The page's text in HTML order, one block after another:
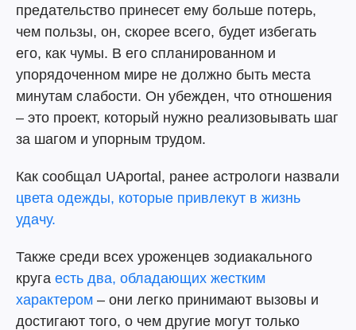
предательство принесет ему больше потерь,
чем пользы, он, скорее всего, будет избегать
его, как чумы. В его спланированном и
упорядоченном мире не должно быть места
минутам слабости. Он убежден, что отношения
– это проект, который нужно реализовывать шаг
за шагом и упорным трудом.
Как сообщал UAportal, ранее астрологи назвали
цвета одежды, которые привлекут в жизнь
удачу.
Также среди всех уроженцев зодиакального
круга есть два, обладающих жестким
характером – они легко принимают вызовы и
достигают того, о чем другие могут только